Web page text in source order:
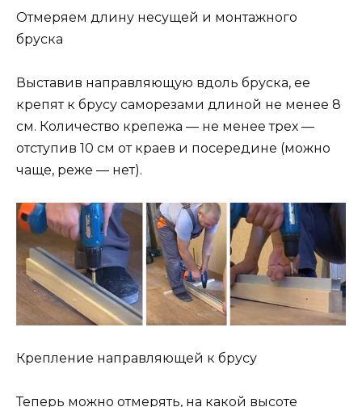
Отмеряем длину несущей и монтажного
бруска
Выставив направляющую вдоль бруска, ее
крепят к брусу саморезами длиной не менее 8
см. Количество крепежа — не менее трех —
отступив 10 см от краев и посередине (можно
чаще, реже — нет).
Крепление направляющей к брусу
Теперь можно отмерять, на какой высоте